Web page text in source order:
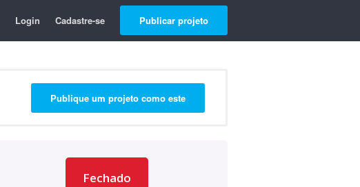
Login Cadastre-se Publicar projeto
Publique um projeto como este
Fechado